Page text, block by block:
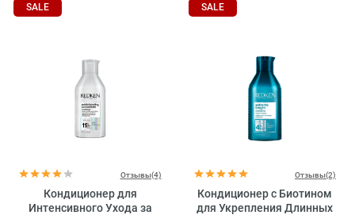
SALE
Отзывы(4)
Кондиционер для
Интенсивного Ухода за
SALE
Отзывы(2)
Кондиционер с Биотином
для Укрепления Длинных